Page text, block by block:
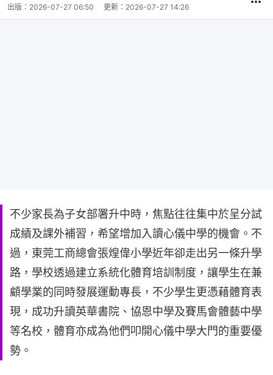
出版： 2026-07-27 06:50 更新： 2026-07-27 14:26
不少家長為子女部署升中時，焦點往往集中於呈分試
成績及課外補習，希望增加入讀心儀中學的機會。不
過，東莞工商總會張煌偉小學近年卻走出另一條升學
路，學校透過建立系統化體育培訓制度，讓學生在兼
顧學業的同時發展運動專長，不少學生更憑藉體育表
現，成功升讀英華書院、協恩中學及賽馬會體藝中學
等名校，體育亦成為他們叩開心儀中學大門的重要優
勢。